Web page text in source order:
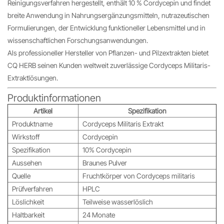
Reinigungsverfahren hergestellt, enthält 10 % Cordycepin und findet
breite Anwendung in Nahrungsergänzungsmitteln, nutrazeutischen
Formulierungen, der Entwicklung funktioneller Lebensmittel und in
wissenschaftlichen Forschungsanwendungen.
Als professioneller Hersteller von Pflanzen- und Pilzextrakten bietet
CQ HERB seinen Kunden weltweit zuverlässige Cordyceps Militaris-
Extraktlösungen.
Produktinformationen
Artikel
Spezifikation
Produktname
Cordyceps Militaris Extrakt
Wirkstoff
Cordycepin
Spezifikation
10% Cordycepin
Aussehen
Braunes Pulver
Quelle
Fruchtkörper von Cordyceps militaris
Prüfverfahren
HPLC
Löslichkeit
Teilweise wasserlöslich
Haltbarkeit
24 Monate